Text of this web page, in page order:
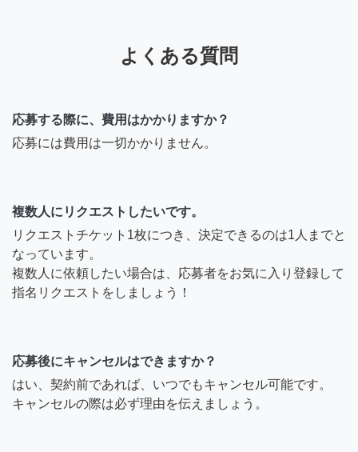
よくある質問
応募する際に、費用はかかりますか？
応募には費用は一切かかりません。
複数人にリクエストしたいです。
リクエストチケット1枚につき、決定できるのは1人までと
なっています。
複数人に依頼したい場合は、応募者をお気に入り登録して
指名リクエストをしましょう！
応募後にキャンセルはできますか？
はい、契約前であれば、いつでもキャンセル可能です。
キャンセルの際は必ず理由を伝えましょう。